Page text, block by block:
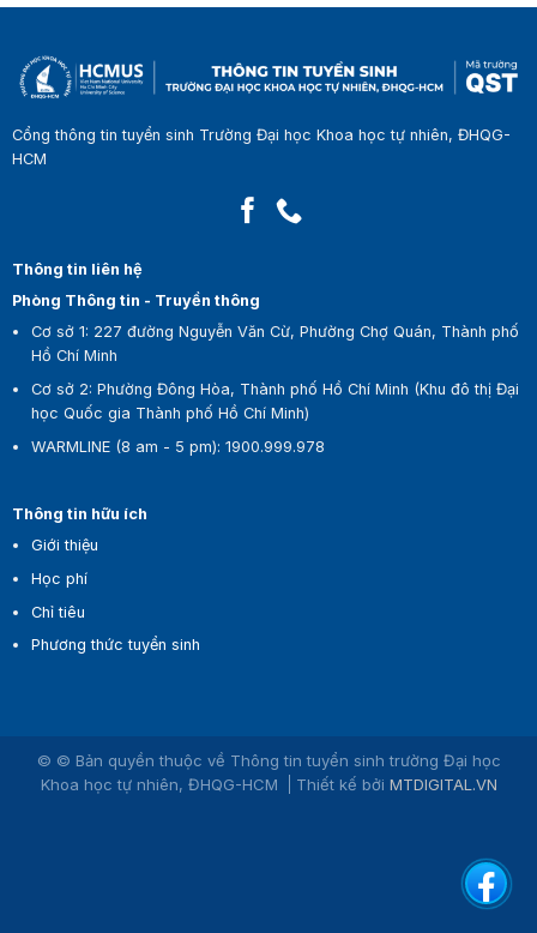
Cổng thông tin tuyển sinh Trường Đại học Khoa học tự nhiên, ĐHQG-
HCM
Thông tin liên hệ
Phòng Thông tin - Truyền thông
Cơ sở 1: 227 đường Nguyễn Văn Cừ, Phường Chợ Quán, Thành phố
Hồ Chí Minh
Cơ sở 2: Phường Đông Hòa, Thành phố Hồ Chí Minh (Khu đô thị Đại
học Quốc gia Thành phố Hồ Chí Minh)
WARMLINE (8 am - 5 pm):1900.999.978
Thông tin hữu ích
Giới thiệu
Học phí
Chỉ tiêu
Phương thức tuyển sinh
© © Bản quyền thuộc về Thông tin tuyển sinh trường Đại học
Khoa học tự nhiên, ĐHQG-HCM
Thiết kế bởi MTDIGITAL.VN